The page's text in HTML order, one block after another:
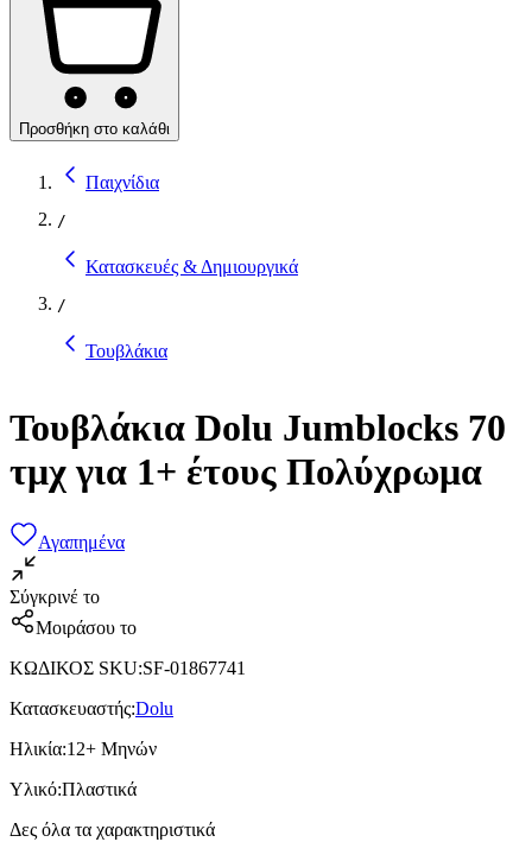
Προσθήκη στο καλάθι
Παιχνίδια
/
Κατασκευές & Δημιουργικά
/
Τουβλάκια
Τουβλάκια Dolu Jumblocks 70
τμχ για 1+ έτους Πολύχρωμα
Αγαπημένα
Σύγκρινέ το
Μοιράσου το
ΚΩΔΙΚΟΣ SKU:SF-01867741
Κατασκευαστής:Dolu
Ηλικία:12+ Μηνών
Υλικό:Πλαστικά
Δες όλα τα χαρακτηριστικά